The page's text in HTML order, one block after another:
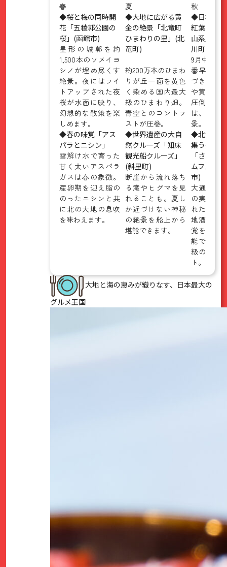
春
◆桜と梅の同時開
花「五稜郭公園の
桜」(函館市)
星形の城郭を約
1,500本のソメイヨ
シノが埋め尽くす
絶景。夜にはライ
トアップされた夜
桜が水面に映り、
幻想的な散策を楽
しめます。
◆春の味覚「アス
パラとニシン」
雪解け水で育った
甘く太いアスパラ
ガスは春の象徴。
産卵期を迎え脂の
のったニシンと共
に北の大地の息吹
を味わえます。
夏
◆大地に広がる黄
金の絶景「北竜町
ひまわりの里」(北
竜町)
約200万本のひまわ
りが丘一面を黄色
く染める国内最大
級のひまわり畑。
青空とのコントラ
ストが圧巻。
◆世界遺産の大自
然クルーズ「知床
観光船クルーズ」
(斜里町)
断崖から流れ落ち
る滝やヒグマを見
れることも。夏し
か近づけない神秘
の絶景を船上から
堪能できます。
秋
◆日本で
紅葉の絨
山系」(上
川町)
9月中旬、
番早く山
づき始め
や黄色が
圧倒的な
は、まさ
景。
◆北海道
集う美食
「さっぽ
ムフェス
市)
大通公園
の実りが
れたての
地酒まで
覚を青空
能できる
級のグル
ト。
大地と海の恵みが織りなす、日本最大の
グルメ王国